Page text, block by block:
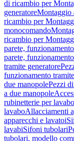
di ricambio per
generatoreMontaggio
ricambio per
monocomando
ricambio per
parete,
parete,
tramite generatore
funzionamento
due manopolePezzi
a due manopole
rubinetterie per lavabo
lavaboAllacciamenti
apparecchi e lavatoi
lavabiSifoni tubolari
tubolari, modello